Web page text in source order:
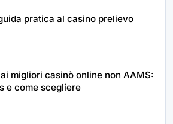
pratica al casino prelievo
migliori casinò online non AAMS:
e come scegliere